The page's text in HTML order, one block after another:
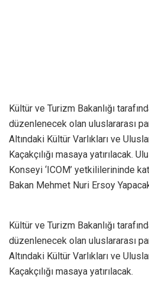
Kültür ve Turizm Bakanlığı
düzenlenecek olan uluslararası
Altındaki Kültür Varlıkları ve
Kaçakçılığı masaya yatırılacak.
Konseyi ‘ICOM’ yetkililerininde
Bakan Mehmet Nuri Ersoy
Kültür ve Turizm Bakanlığı
düzenlenecek olan uluslararası
Altındaki Kültür Varlıkları ve
Kaçakçılığı masaya yatırılacak.